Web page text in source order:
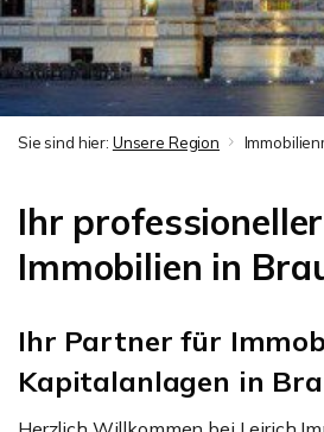
Sie sind hier: Unsere Region
Ihr
Immobilien in
Ihr Partner für
Kapitalanlagen in